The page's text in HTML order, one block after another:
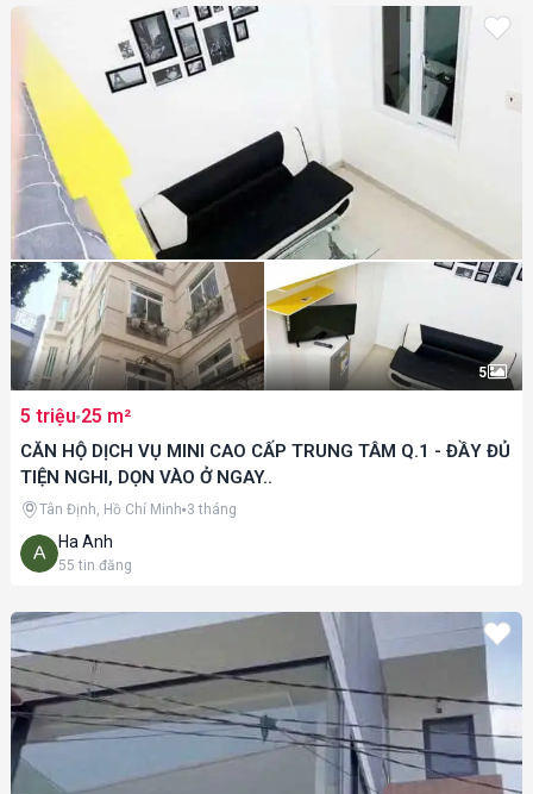
5
5 triệu 25 m²
CĂN HỘ DỊCH VỤ MINI CAO CẤP TRUNG TÂM Q.1 - ĐẦY ĐỦ
TIỆN NGHI, DỌN VÀO Ở NGAY..
Ha Anh
55 tin đăng
Tân Định, Hồ Chí Minh 3 tháng